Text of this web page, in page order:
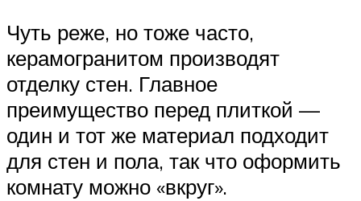
Чуть реже, но тоже часто,
керамогранитом производят
отделку стен. Главное
преимущество перед плиткой —
один и тот же материал подходит
для стен и пола, так что оформить
комнату можно «вкруг».